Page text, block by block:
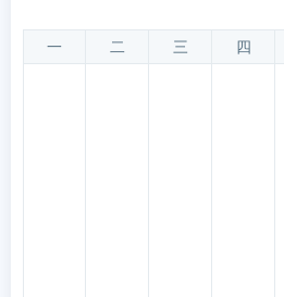
一 二 三 四